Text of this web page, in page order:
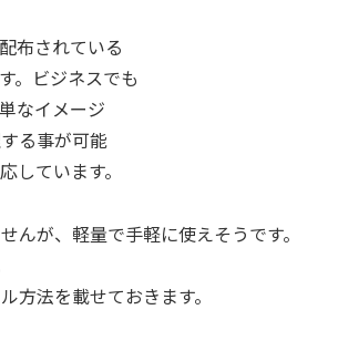
布されている
。ビジネスでも
なイメージ
る事が可能
しています。
んが、軽量で手軽に使えそうです。
方法を載せておきます。